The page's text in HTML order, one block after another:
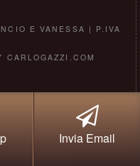
E VANESSA | P.IVA
Invia Email